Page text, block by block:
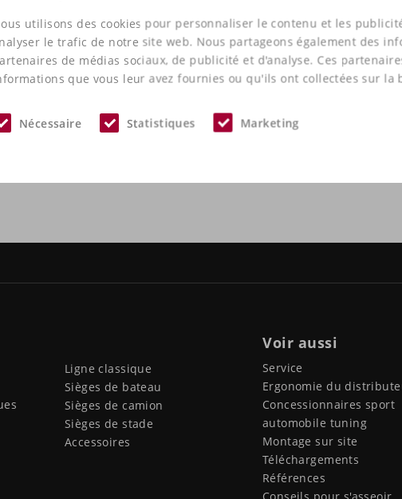
utilisons des cookies pour personnaliser le contenu et les
le trafic de notre site web. Nous partageons également des
de médias sociaux, de publicité et d'analyse. Ces
que vous leur avez fournies ou qu'ils ont collectées sur la
Nécessaire Statistiques Marketing
Ligne classique
Sièges de bateau
Sièges de camion
Sièges de stade
Accessoires
Voir aussi
Service
Ergonomie du
Concessionnaires sport
automobile tuning
Montage sur site
Téléchargements
Références